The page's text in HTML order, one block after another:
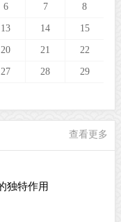
6 7 8
13 14 15
20 21 22
27 28 29
查看更多
独特作用